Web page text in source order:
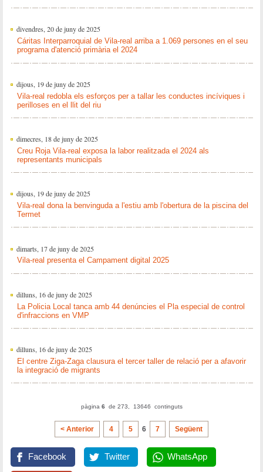
divendres, 20 de juny de 2025
Cáritas Interparroquial de Vila-real arriba a 1.069 persones en el seu
programa d'atenció primària el 2024
dijous, 19 de juny de 2025
Vila-real redobla els esforços per a tallar les conductes incíviques i
perilloses en el llit del riu
dimecres, 18 de juny de 2025
Creu Roja Vila-real exposa la labor realitzada el 2024 als
representants municipals
dijous, 19 de juny de 2025
Vila-real dona la benvinguda a l'estiu amb l'obertura de la piscina del
Termet
dimarts, 17 de juny de 2025
Vila-real presenta el Campament digital 2025
dilluns, 16 de juny de 2025
La Policia Local tanca amb 44 denúncies el Pla especial de control
d'infraccions en VMP
dilluns, 16 de juny de 2025
El centre Ziga-Zaga clausura el tercer taller de relació per a afavorir
la integració de migrants
pàgina 6 de 273, 13646 continguts
< Anterior 4 5 6 7 Següent
Facebook Twitter WhatsApp